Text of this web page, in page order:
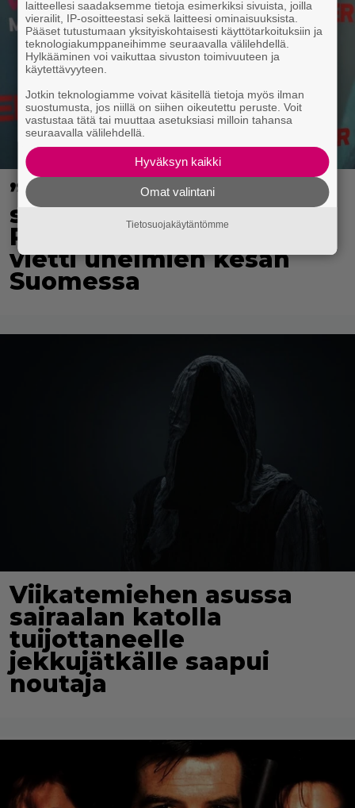
”Nukuimme kaikki viisi
samassa huoneessa” –
Renny Harlinin perhe
vietti unelmien kesän
Suomessa
Viikatemiehen asussa
sairaalan katolla
tuijottaneelle
jekkujätkälle saapui
noutaja
laitteellesi saadaksemme tietoja esimerkiksi sivuista, joilla
vierailit, IP-osoitteestasi sekä laitteesi ominaisuuksista.
Pääset tutustumaan yksityiskohtaisesti käyttötarkoituksiin ja
teknologiakumppaneihimme seuraavalla välilehdellä.
Hylkääminen voi vaikuttaa sivuston toimivuuteen ja
käytettävyyteen.
Jotkin teknologiamme voivat käsitellä tietoja myös ilman
suostumusta, jos niillä on siihen oikeutettu peruste. Voit
vastustaa tätä tai muuttaa asetuksiasi milloin tahansa
seuraavalla välilehdellä.
Hyväksyn kaikki
Omat valintani
Tietosuojakäytäntömme